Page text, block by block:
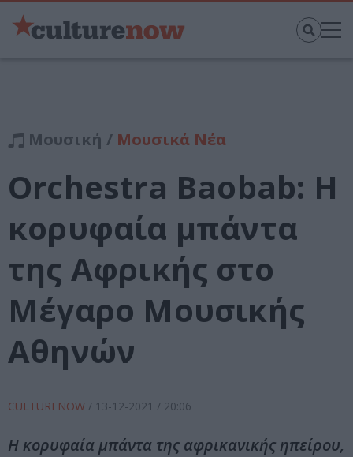
Μουσική / Μουσικά Νέα
Orchestra Baobab: Η
κορυφαία μπάντα
της Αφρικής στο
Μέγαρο Μουσικής
Αθηνών
CULTURENOW / 13-12-2021 / 20:06
Η κορυφαία μπάντα της αφρικανικής ηπείρου,